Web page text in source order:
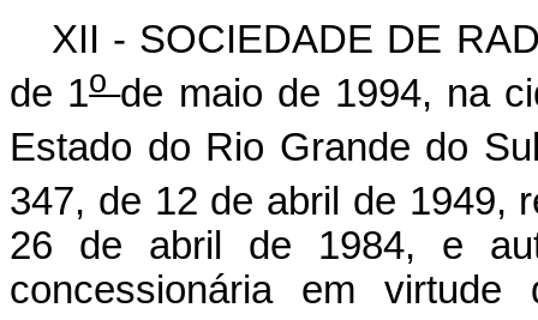
XII - SOCIEDADE DE
de 1o de maio de 1994, na
Estado do Rio Grande do
347, de 12 de abril de 1949,
26 de abril de 1984, e
concessionária em